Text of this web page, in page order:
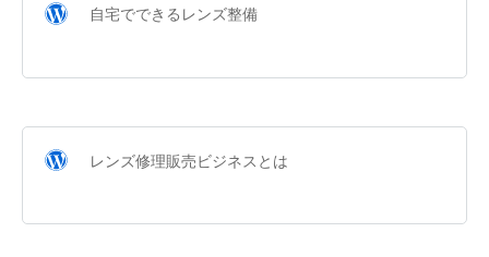
自宅でできるレンズ整備
レンズ修理販売ビジネスとは